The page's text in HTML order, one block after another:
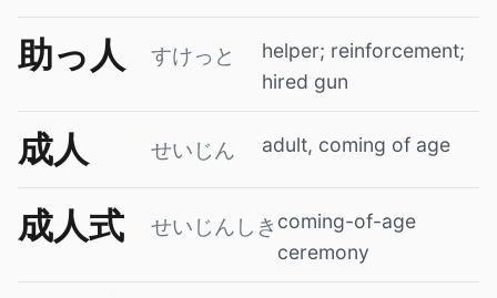
助っ人 すけっと
helper; reinforcement;
hired gun
成人 せいじん adult, coming of age
成人式 せいじんしき coming-of-age
ceremony